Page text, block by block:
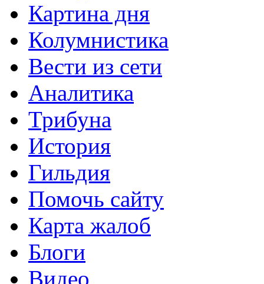
Картина дня
Колумнистика
Вести из сети
Аналитика
Трибуна
История
Гильдия
Помочь сайту
Карта жалоб
Блоги
Видео